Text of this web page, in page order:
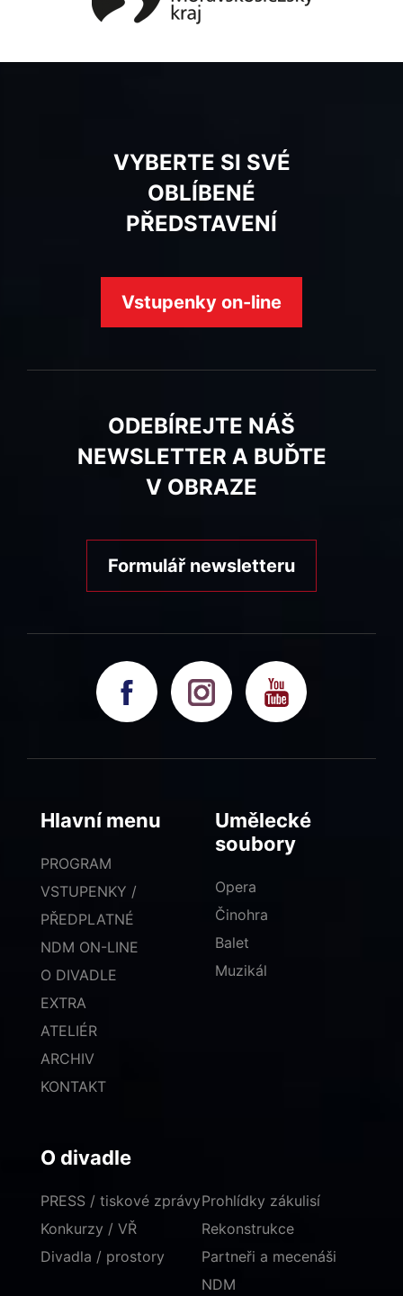
VYBERTE SI SVÉ
OBLÍBENÉ
PŘEDSTAVENÍ
Vstupenky on-line
ODEBÍREJTE NÁŠ
NEWSLETTER A BUĎTE
V OBRAZE
Formulář newsletteru
Hlavní menu
PROGRAM
VSTUPENKY /
PŘEDPLATNÉ
NDM ON-LINE
O DIVADLE
EXTRA
ATELIÉR
ARCHIV
KONTAKT
Umělecké
soubory
Opera
Činohra
Balet
Muzikál
O divadle
PRESS / tiskové zprávy
Konkurzy / VŘ
Divadla / prostory
Prohlídky zákulisí
Rekonstrukce
Partneři a mecenáši
NDM